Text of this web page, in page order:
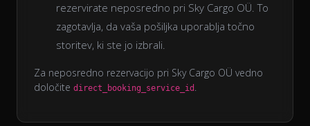
rezervirate neposredno pri Sky Cargo OÜ. To
zagotavlja, da vaša pošiljka uporablja točno
storitev, ki ste jo izbrali.
Za neposredno rezervacijo pri Sky Cargo OÜ vedno
določite direct_booking_service_id .